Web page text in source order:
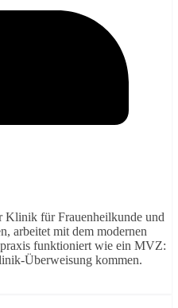
Klinik für Frauenheilkunde und
arbeitet mit dem modernen
funktioniert wie ein MVZ:
Überweisung kommen.